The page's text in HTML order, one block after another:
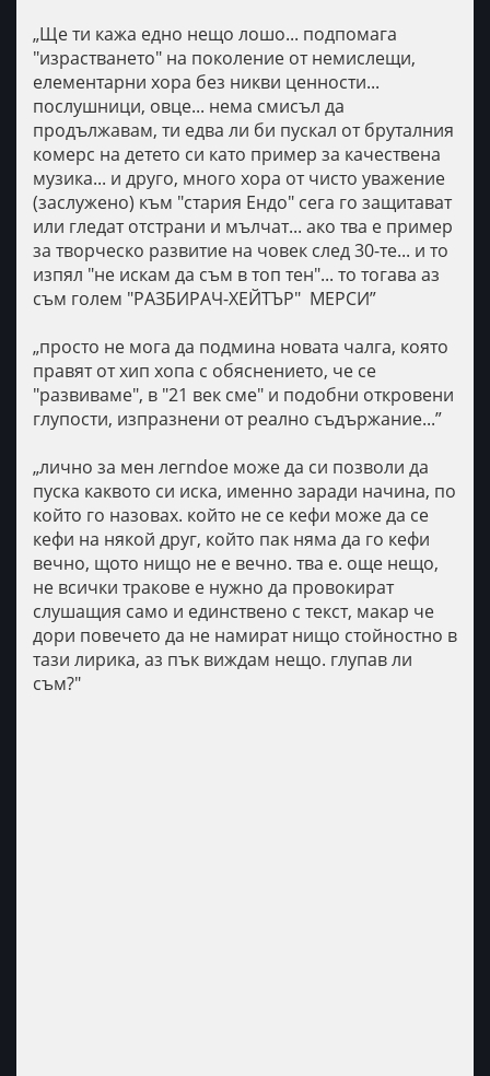
„Ще ти кажа едно нещо лошо... подпомага
"израстването" на поколение от немислещи,
елементарни хора без никви ценности...
послушници, овце... нема смисъл да
продължавам, ти едва ли би пускал от бруталния
комерс на детето си като пример за качествена
музика... и друго, много хора от чисто уважение
(заслужено) към "стария Ендо" сега го защитават
или гледат отстрани и мълчат... ако тва е пример
за творческо развитие на човек след 30-те... и то
изпял "не искам да съм в топ тен"... то тогава аз
съм голем "РАЗБИРАЧ-ХЕЙТЪР" МЕРСИ”
„просто не мога да подмина новата чалга, която
правят от хип хопа с обяснението, че се
"развиваме", в "21 век сме" и подобни откровени
глупости, изпразнени от реално съдържание...”
„лично за мен легndoe може да си позволи да
пуска каквото си иска, именно заради начина, по
който го назовах. който не се кефи може да се
кефи на някой друг, който пак няма да го кефи
вечно, щото нищо не е вечно. тва е. още нещо,
не всички тракове е нужно да провокират
слушащия само и единствено с текст, макар че
дори повечето да не намират нищо стойностно в
тази лирика, аз пък виждам нещо. глупав ли
съм?"